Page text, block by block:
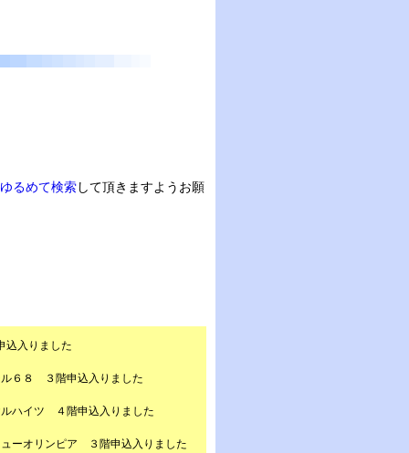
るめて検索 して頂きますようお願
込入りました
ル６８ ３階申込入りました
ハイツ ４階申込入りました
ーオリンピア ３階申込入りました